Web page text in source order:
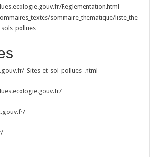
Reglementation.html
sommaire_thematique/liste_the
Sites-et-sol-pollues-.html